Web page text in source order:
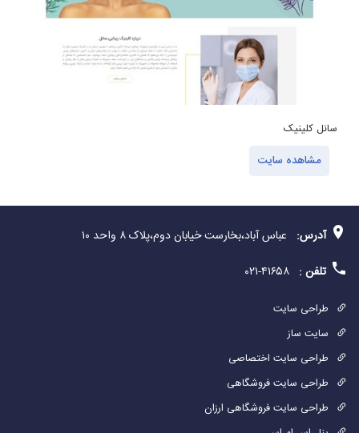
سانل کلینیک
مشاهده سایت
آدرس: عباس آباد،بخارست خیابان دوم،پلاک ۸ واحد ۱۰
تلفن : ۴۱۶۵۸-۰۲۱
طراحی سایت
سایت ساز
طراحی سایت اختصاصی
طراحی سایت فروشگاهی
طراحی سایت فروشگاهی ارزان